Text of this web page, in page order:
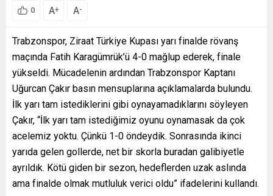
0 A+ A-
Trabzonspor, Ziraat Türkiye Kupası yarı finalde rövanş
maçında Fatih Karagümrük’ü 4-0 mağlup ederek, finale
yükseldi. Mücadelenin ardından Trabzonspor Kaptanı
Uğurcan Çakır basın mensuplarına açıklamalarda bulundu.
İlk yarı tam istediklerini gibi oynayamadıklarını söyleyen
Çakır, “İlk yarı tam istediğimiz oyunu oynamasak da çok
acelemiz yoktu. Çünkü 1-0 öndeydik. Sonrasında ikinci
yarıda gelen gollerde, net bir skorla buradan galibiyetle
ayrıldık. Kötü giden bir sezon, hedeflerden uzak aslında
ama finalde olmak mutluluk verici oldu” ifadelerini kullandı.